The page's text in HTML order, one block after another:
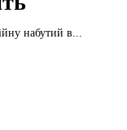
набутий в...